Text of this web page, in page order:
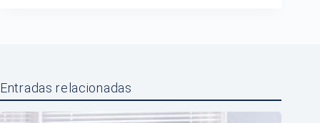
Entradas relacionadas